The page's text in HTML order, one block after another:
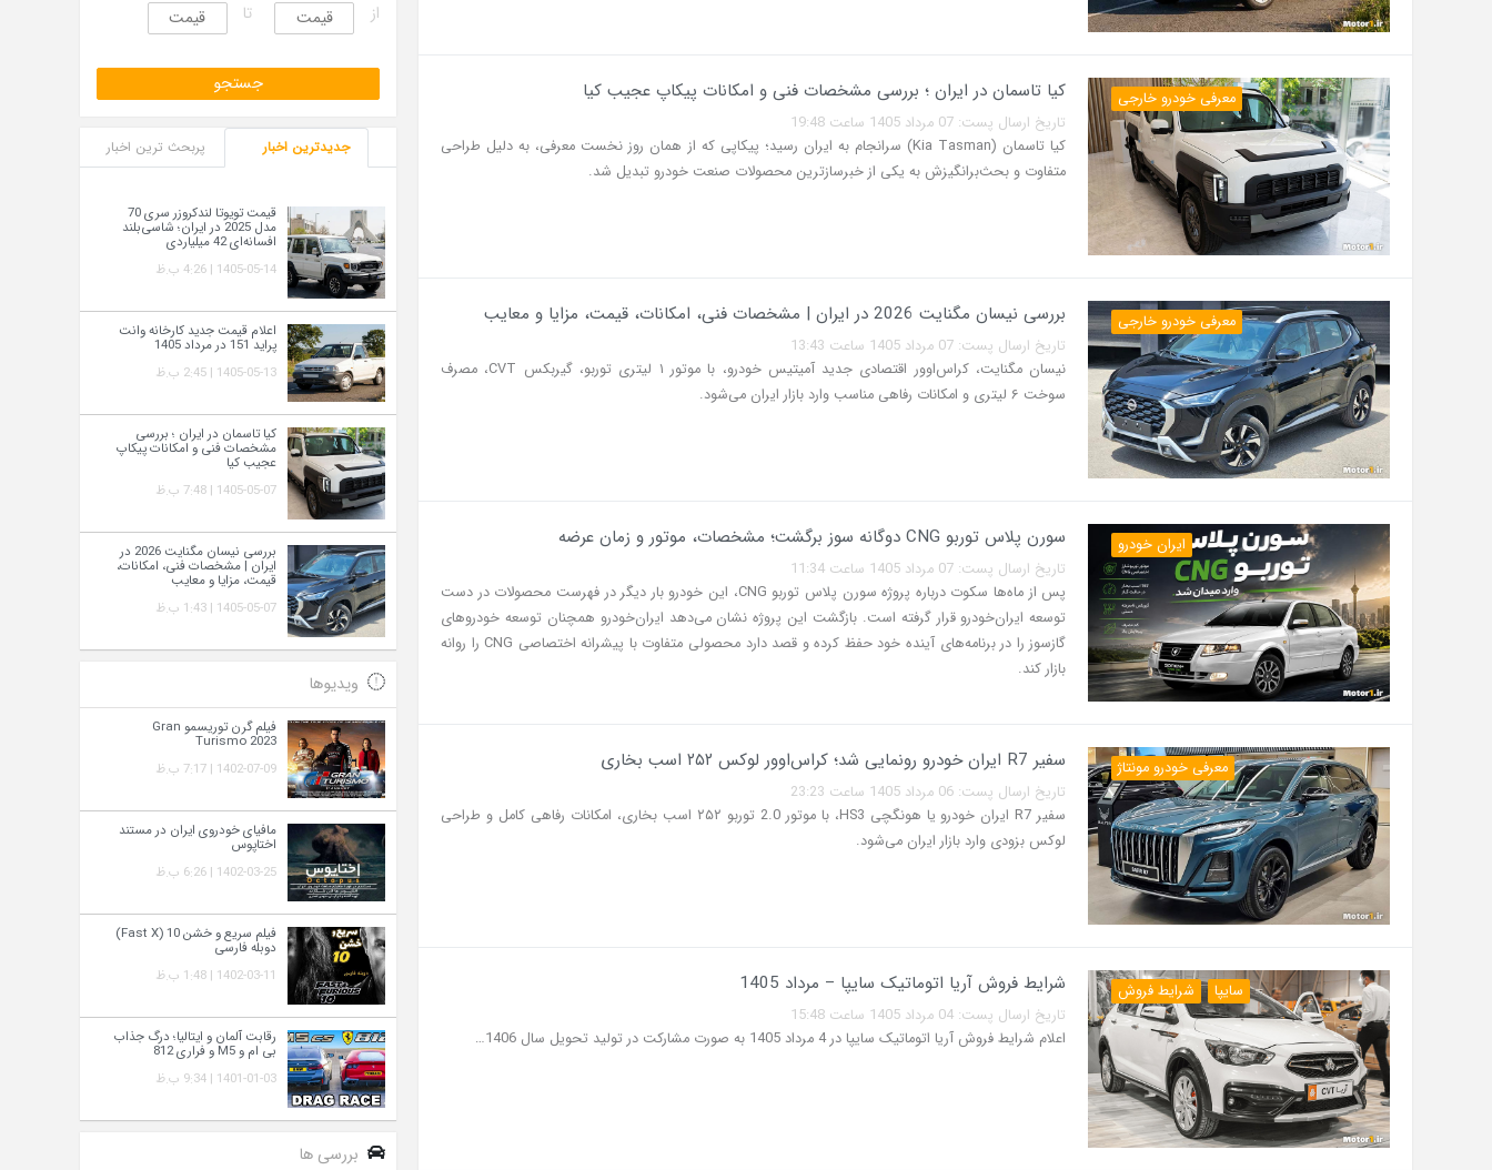
معرفی خودرو خارجی کیا تاسمان در ایران ؛ بررسی مشخصات فنی و امکانات پیکاپ عجیب کیا
تاریخ ارسال پست: 07 مرداد 1405 ساعت 19:48
کیا تاسمان (Kia Tasman) سرانجام به ایران رسید؛ پیکاپی که از همان روز نخست معرفی، به دلیل طراحی
متفاوت و بحث‌برانگیزش به یکی از خبرسازترین محصولات صنعت خودرو تبدیل شد.
معرفی خودرو خارجی بررسی نیسان مگنایت 2026 در ایران | مشخصات فنی، امکانات، قیمت، مزایا و معایب
تاریخ ارسال پست: 07 مرداد 1405 ساعت 13:43
نیسان مگنایت، کراس‌اوور اقتصادی جدید آمیتیس خودرو، با موتور ۱ لیتری توربو، گیربکس CVT، مصرف
سوخت ۶ لیتری و امکانات رفاهی مناسب وارد بازار ایران می‌شود.
ایران خودرو سورن پلاس توربو CNG دوگانه سوز برگشت؛ مشخصات، موتور و زمان عرضه
تاریخ ارسال پست: 07 مرداد 1405 ساعت 11:34
پس از ماه‌ها سکوت درباره پروژه سورن پلاس توربو CNG، این خودرو بار دیگر در فهرست محصولات در دست
توسعه ایران‌خودرو قرار گرفته است. بازگشت این پروژه نشان می‌دهد ایران‌خودرو همچنان توسعه خودروهای
گازسوز را در برنامه‌های آینده خود حفظ کرده و قصد دارد محصولی متفاوت با پیشرانه اختصاصی CNG را روانه
بازار کند.
معرفی خودرو مونتاژ سفیر R7 ایران خودرو رونمایی شد؛ کراس‌اوور لوکس ۲۵۲ اسب بخاری
تاریخ ارسال پست: 06 مرداد 1405 ساعت 23:23
سفیر R7 ایران خودرو یا هونگچی HS3، با موتور 2.0 توربو ۲۵۲ اسب بخاری، امکانات رفاهی کامل و طراحی
لوکس بزودی وارد بازار ایران می‌شود.
سایپا شرایط فروش شرایط فروش آریا اتوماتیک سایپا – مرداد 1405
تاریخ ارسال پست: 04 مرداد 1405 ساعت 15:48
اعلام شرایط فروش آریا اتوماتیک سایپا در 4 مرداد 1405 به صورت مشارکت در تولید تحویل سال 1406…
از
تا
جدیدترین اخبار پربحث ترین اخبار
قیمت تویوتا لندکروزر سری 70
مدل 2025 در ایران؛ شاسی‌بلند
افسانه‌ای 42 میلیاردی
1405-05-14 | 4:26 ب.ظ
اعلام قیمت جدید کارخانه وانت
پراید 151 در مرداد 1405
1405-05-13 | 2:45 ب.ظ
کیا تاسمان در ایران ؛ بررسی
مشخصات فنی و امکانات پیکاپ
عجیب کیا
1405-05-07 | 7:48 ب.ظ
بررسی نیسان مگنایت 2026 در
ایران | مشخصات فنی، امکانات،
قیمت، مزایا و معایب
1405-05-07 | 1:43 ب.ظ
ویدیوها
فیلم گرن توریسمو Gran
Turismo 2023
1402-07-09 | 7:17 ب.ظ
مافیای خودروی ایران در مستند
اختاپوس
1402-03-25 | 6:26 ب.ظ
فیلم سریع و خشن 10 (Fast X)
دوبله فارسی
1402-03-11 | 1:48 ب.ظ
رقابت آلمان و ایتالیا؛ درگ جذاب
بی ام و M5 و فراری 812
1401-01-03 | 9:34 ب.ظ
بررسی ها